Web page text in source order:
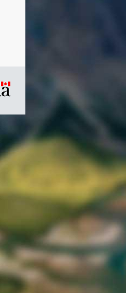
/
gouvernement
du